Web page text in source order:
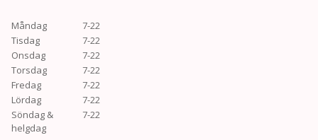
Måndag
7-22
Tisdag
7-22
Onsdag
7-22
Torsdag
7-22
Fredag
7-22
Lördag
7-22
Söndag &
helgdag
7-22